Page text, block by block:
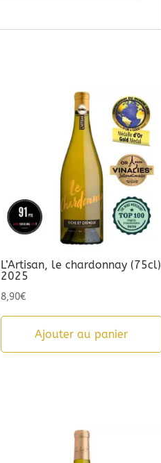
L’Artisan, le chardonnay (75cl)
2025
8,90€
Ajouter au panier